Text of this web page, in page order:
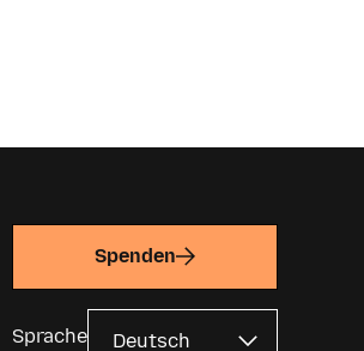
Spenden
Sprache